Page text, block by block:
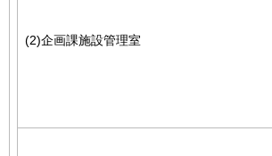
(2)企画課施設管理室